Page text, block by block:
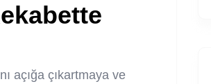
açığa çıkartmaya ve